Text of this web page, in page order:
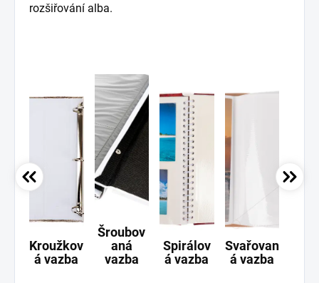
rozšiřování alba.
Kroužkov
á vazba
Šroubov
aná
vazba
Spirálov
á vazba
Svařovan
á vazba